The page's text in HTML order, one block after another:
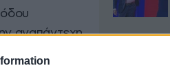
αναπάντεχη
τις